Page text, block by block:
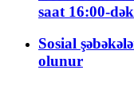
saat 16:00-dək
Sosial
olunur